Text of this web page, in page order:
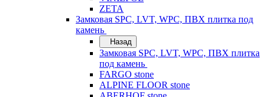
ZETA
Замковая SPC, LVT, WPC, ПВХ плитка под
камень
Назад
Замковая SPC, LVT, WPC, ПВХ плитка
под камень
FARGO stone
ALPINE FLOOR stone